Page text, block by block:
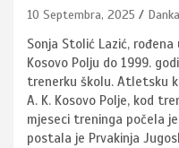
10 Septembra, 2025 Danka
Sonja Stolić Lazić,
Kosovo Polju do 1999.
trenerku školu. Atletsku
A. K. Kosovo Polje, kod
mjeseci treninga počela
postala je Prvakinja